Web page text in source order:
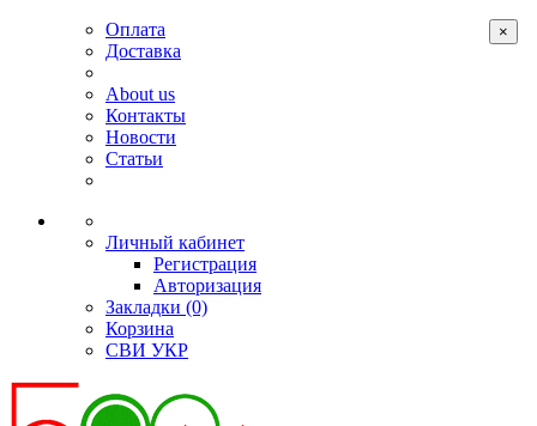
Оплата
Доставка
About us
Контакты
Новости
Статьи
Личный кабинет
Регистрация
Авторизация
Закладки (0)
Корзина
СВИ УКР
×